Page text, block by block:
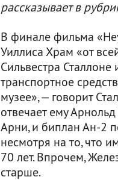
рассказывает в
В финале фильма
Уиллиса Храм «от
Сильвестра
транспортное
музее», — говорит
отвечает ему
Арни, и биплан Ан-2
несмотря на то, что
70 лет. Впрочем,
старше.